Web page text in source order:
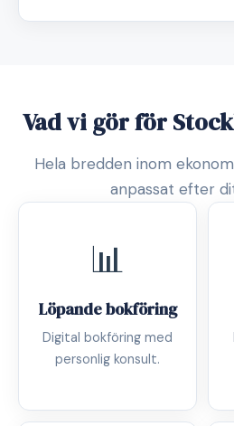
Vad vi gör för
Hela bredden inom
anpassat efter
📊
Löpande bokföring
Digital bokföring med
personlig konsult.